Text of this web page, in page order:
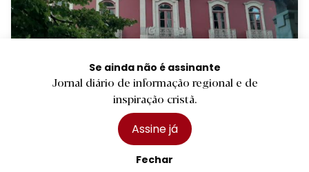
Pedro Abrunhosa, Camané e Dillaz nas
Festas de Paredes Coura
Se ainda não é assinante
Jornal diário de informação regional e de
inspiração cristã.
Assine já
Fechar